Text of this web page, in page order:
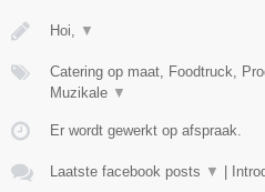
Hoi, ▼
Catering op maat, Foodtruck,
Muzikale ▼
Er wordt gewerkt op afspraak.
Laatste facebook posts ▼